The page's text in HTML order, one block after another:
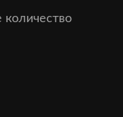
количество